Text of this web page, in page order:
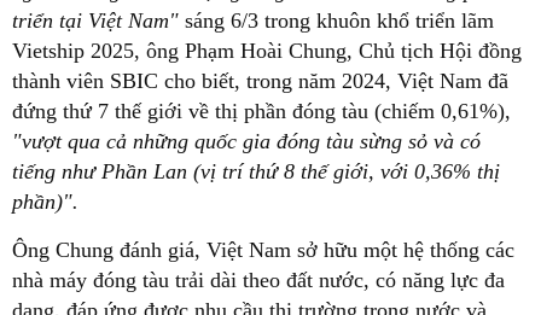
triển tại Việt Nam" sáng 6/3 trong khuôn khổ triển lãm
Vietship 2025, ông Phạm Hoài Chung, Chủ tịch Hội đồng
thành viên SBIC cho biết, trong năm 2024, Việt Nam đã
đứng thứ 7 thế giới về thị phần đóng tàu (chiếm 0,61%),
"vượt qua cả những quốc gia đóng tàu sừng sỏ và có
tiếng như Phần Lan (vị trí thứ 8 thế giới, với 0,36% thị
phần)".
Ông Chung đánh giá, Việt Nam sở hữu một hệ thống các
nhà máy đóng tàu trải dài theo đất nước, có năng lực đa